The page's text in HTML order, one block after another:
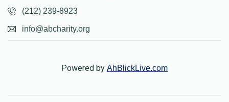
(212) 239-8923
info@abcharity.org
Powered by AhBlickLive.com